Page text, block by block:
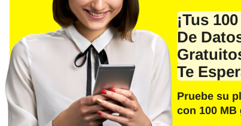
¡Tus
De
Te
Pruebe su
con 100 MB